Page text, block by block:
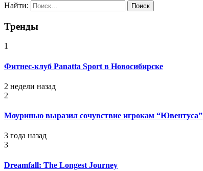
Найти:
Тренды
1
Фитнес-клуб Panatta Sport в Новосибирске
2 недели назад
2
Моуринью выразил сочувствие игрокам “Ювентуса”
3 года назад
3
Dreamfall: The Longest Journey